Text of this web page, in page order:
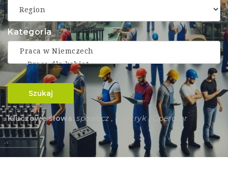
Kategoria
Szukaj
Kluczowe słowa: spawacz , elektryk , Operator